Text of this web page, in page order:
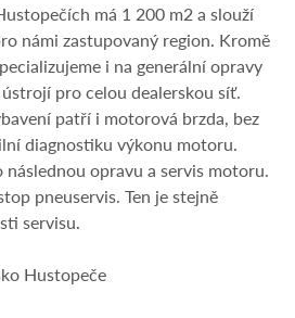
má 1 200 m2 a slouží
námi zastupovaný region. Kromě
i na generální opravy
pro celou dealerskou síť.
patří i motorová brzda, bez
diagnostiku výkonu motoru.
opravu a servis motoru.
pneuservis. Ten je stejně
servisu.
Hustopeče